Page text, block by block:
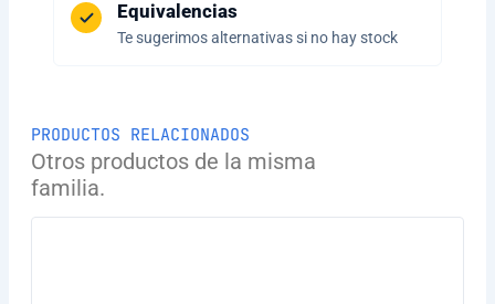
Equivalencias
Te sugerimos alternativas si no hay stock
PRODUCTOS RELACIONADOS
Otros productos de la misma
familia.